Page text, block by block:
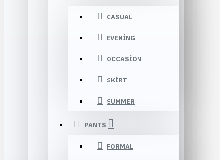
CASUAL
EVENING
OCCASION
SKIRT
SUMMER
PANTS
FORMAL